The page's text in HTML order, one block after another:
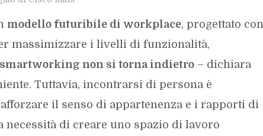
modello futuribile di workplace, progettato con
massimizzare i livelli di funzionalità,
non si torna indietro– dichiara
Tuttavia, incontrarsi di persona è
il senso di appartenenza e i rapporti di
necessità di creare uno spazio di lavoro